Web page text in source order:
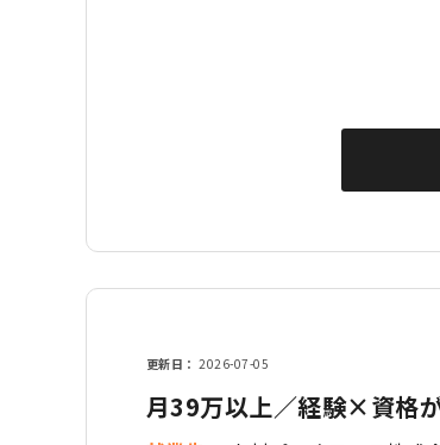
更新日 2026-07-05
月39万以上／経験×資格